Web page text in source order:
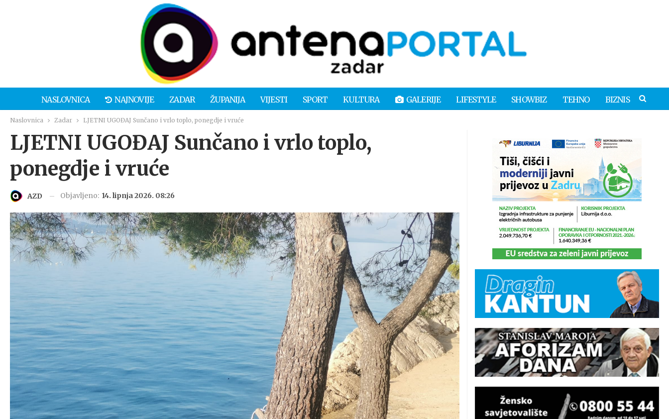
NASLOVNICA NAJNOVIJE ZADAR ŽUPANIJA VIJESTI SPORT KULTURA GALERIJE LIFESTYLE SHOWBIZ TEHNO BIZNIS
Naslovnica Zadar LJETNI UGOĐAJ Sunčano i vrlo toplo, ponegdje i vruće
LJETNI UGOĐAJ Sunčano i vrlo toplo,
ponegdje i vruće
AZD Objavljeno: 14. lipnja 2026. 08:26